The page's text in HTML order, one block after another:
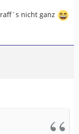
nicht ganz